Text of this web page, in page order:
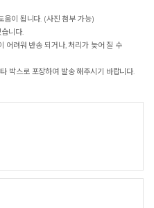
움이 됩니다. (사진 첨부 가능)
니다.
어려워 반송 되거나, 처리가 늦어 질 수
박스로 포장하여 발송 해주시기 바랍니다.